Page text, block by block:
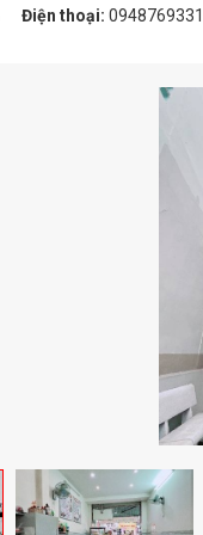
Điện thoại: 0948769331